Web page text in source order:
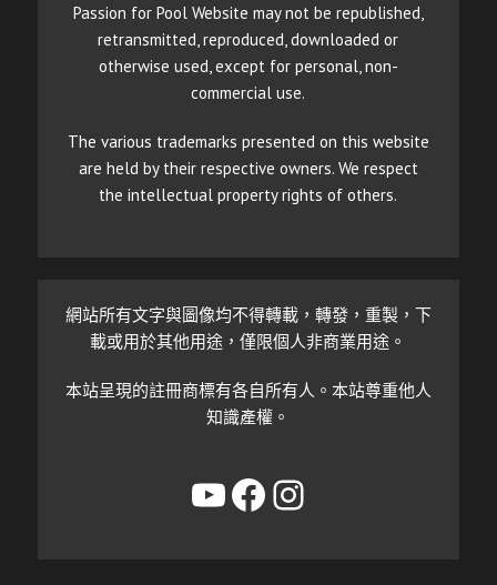
Passion for Pool Website may not be republished,
retransmitted, reproduced, downloaded or
otherwise used, except for personal, non-
commercial use.
The various trademarks presented on this website
are held by their respective owners. We respect
the intellectual property rights of others.
網站所有文字與圖像均不得轉載，轉發，重製，下
載或用於其他用途，僅限個人非商業用途。
本站呈現的註冊商標有各自所有人。本站尊重他人
知識產權。
YouTube
Facebook
Instagram